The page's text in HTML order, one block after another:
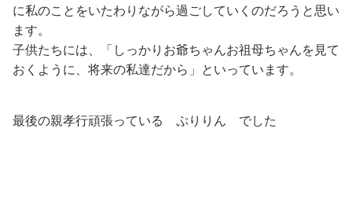
に私のことをいたわりながら過ごしていくのだろうと思い
ます。
子供たちには、「しっかりお爺ちゃんお祖母ちゃんを見て
おくように、将来の私達だから」といっています。
最後の親孝行頑張っている ぷりりん でした